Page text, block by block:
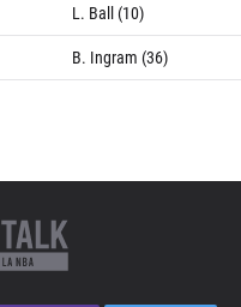
L. Ball (10)
B. Ingram (36)